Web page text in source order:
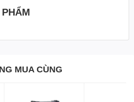
MUA CÙNG